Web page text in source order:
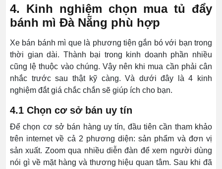
4. Kinh nghiệm chọn mua tủ đẩy
bánh mì Đà Nẵng phù hợp
Xe bán bánh mì que là phương tiện gắn bó với bạn trong
thời gian dài. Thành bại trong kinh doanh phần nhiều
cũng lệ thuộc vào chúng. Vậy nên khi mua cần phải cân
nhắc trước sau thật kỹ càng. Và dưới đây là 4 kinh
nghiệm đắt giá chắc chắn sẽ giúp ích cho bạn.
4.1 Chọn cơ sở bán uy tín
Để chọn cơ sở bán hàng uy tín, đầu tiên cần tham khảo
trên internet về cả 2 phương diện: sản phẩm và đơn vị
sản xuất. Zoom qua nhiều diễn đàn để xem người dùng
nói gì về mặt hàng và thương hiệu quan tâm. Sau khi đã